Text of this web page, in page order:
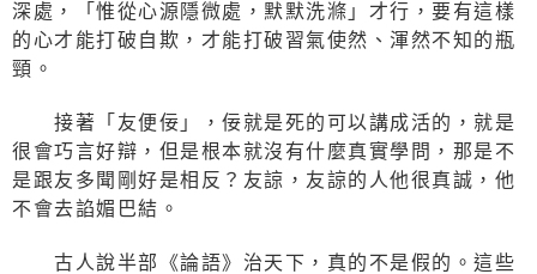
深處，「惟從心源隱微處，默默洗滌」才行，要有這樣
的心才能打破自欺，才能打破習氣使然、渾然不知的瓶
頸。
接著「友便佞」，佞就是死的可以講成活的，就是
很會巧言好辯，但是根本就沒有什麼真實學問，那是不
是跟友多聞剛好是相反？友諒，友諒的人他很真誠，他
不會去諂媚巴結。
古人說半部《論語》治天下，真的不是假的。這些